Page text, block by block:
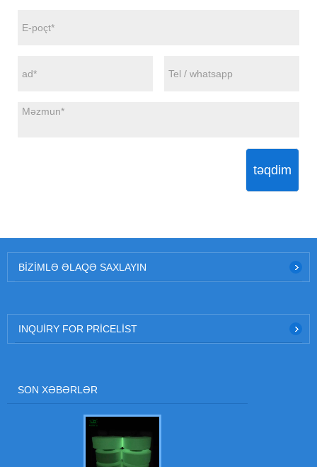
təqdim
BIZIMLƏ ƏLAQƏ SAXLAYIN
INQUIRY FOR PRICELIST
SON XƏBƏRLƏR